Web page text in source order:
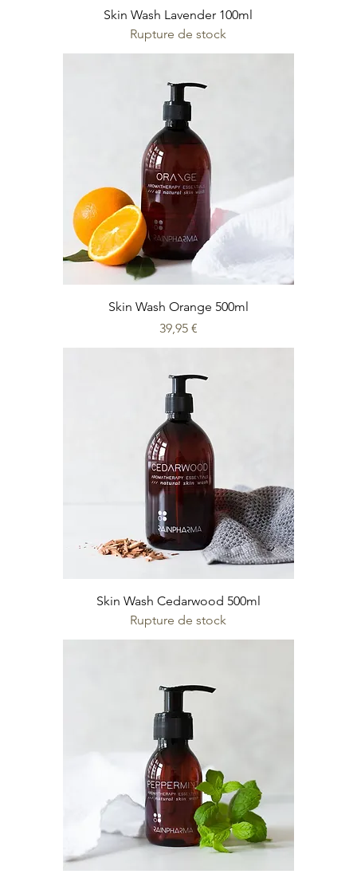
Skin Wash Lavender 100ml
Rupture de stock
Skin Wash Orange 500ml
Prix
39,95 €
Skin Wash Cedarwood 500ml
Rupture de stock